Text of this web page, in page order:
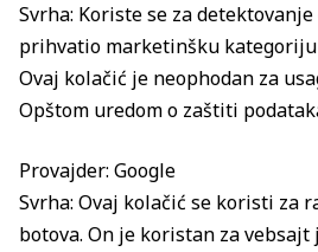
Svrha: Koriste se za
prihvatio marketinšku
Ovaj kolačić je neophodan za
Opštom uredom o zaštiti
Provajder: Google
Svrha: Ovaj kolačić se koristi za
botova. On je koristan za vebsajt